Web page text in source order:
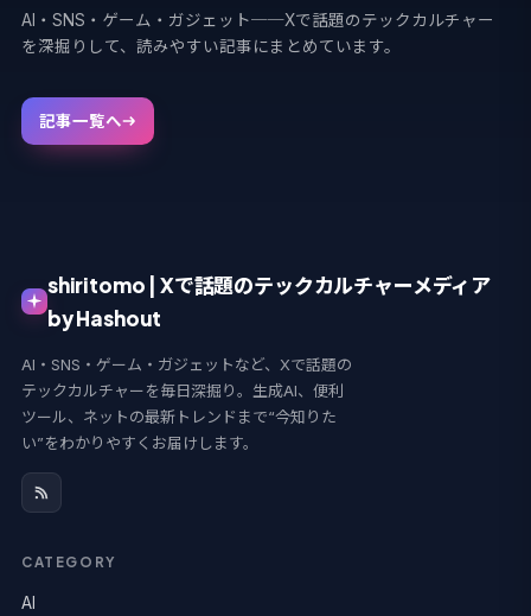
AI・SNS・ゲーム・ガジェット──Xで話題のテックカルチャー
を深掘りして、読みやすい記事にまとめています。
記事一覧へ
shiritomo | Xで話題のテックカルチャーメディア
by Hashout
AI・SNS・ゲーム・ガジェットなど、Xで話題の
テックカルチャーを毎日深掘り。生成AI、便利
ツール、ネットの最新トレンドまで“今知りた
い”をわかりやすくお届けします。
CATEGORY
AI